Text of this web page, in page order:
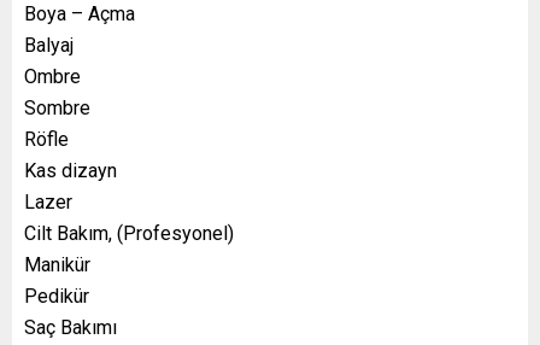
Boya – Açma
Balyaj
Ombre
Sombre
Röfle
Kas dizayn
Lazer
Cilt Bakım, (Profesyonel)
Manikür
Pedikür
Saç Bakımı